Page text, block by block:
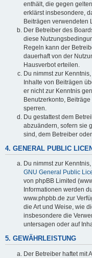
enthält, die gegen
erklärst insbesondere,
Beiträgen verwendeten
Der Betreiber des
diese
Regeln kann der
dauerhaft von der
Hausverbot erteilen.
Du nimmst zur
Inhalte von Beiträgen
er nicht zur Kenntnis
Benutzerkonto,
sperren.
Du gestattest dem
abzuändern, sofern sie
sind, dem Betreiber
4. GENERAL PUBLIC
Du nimmst zur
GNU General Public
von phpBB Limited
Informationen werden
www.phpbb.de zur
die Art und Weise, wie
insbesondere die
untersagen oder auf
5. GEWÄHRLEISTUNG
Der Betreiber haftet mit